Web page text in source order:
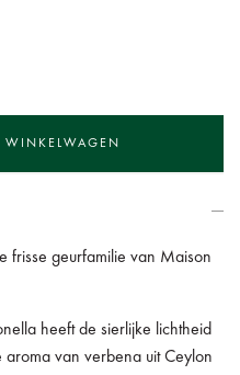
frisse geurfamilie van Maison
heeft de sierlijke lichtheid
van verbena uit Ceylon